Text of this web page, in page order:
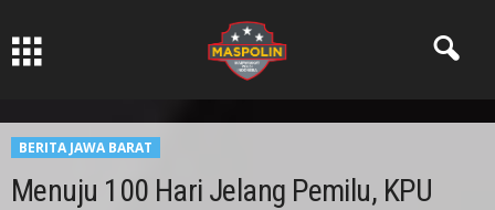
BERITA JAWA BARAT
Menuju 100 Hari Jelang Pemilu, KPU